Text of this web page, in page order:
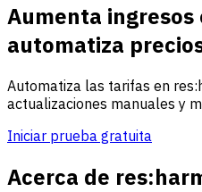
Aumenta
automatiza
Automatiza las tarifas en
actualizaciones manuales y
Iniciar prueba gratuita
Acerca de